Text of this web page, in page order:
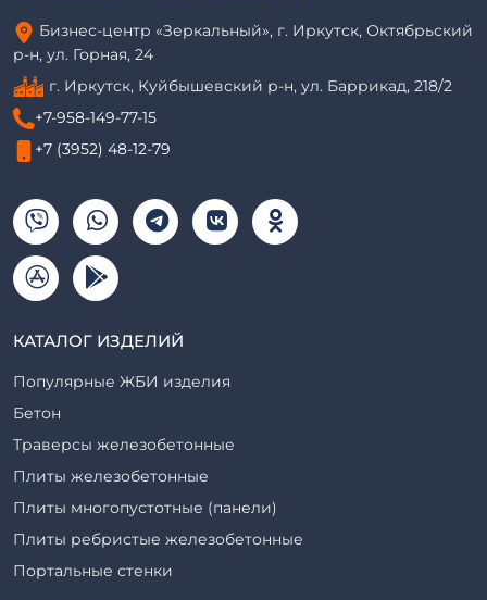
Бизнес-центр «Зеркальный», г. Иркутск, Октябрьский
р-н, ул. Горная, 24
г. Иркутск, Куйбышевский р-н, ул. Баррикад, 218/2
+7-958-149-77-15
+7 (3952) 48-12-79
КАТАЛОГ ИЗДЕЛИЙ
Популярные ЖБИ изделия
Бетон
Траверсы железобетонные
Плиты железобетонные
Плиты многопустотные (панели)
Плиты ребристые железобетонные
Портальные стенки